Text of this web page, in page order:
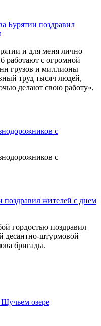
Бурятии поздравил
и для меня лично
работают с огромной
грузов и миллионы
труд тысяч людей,
делают свою работу»,
с
с
жителей с днем
гордостью поздравил
десантно-штурмовой
бригады.
озере